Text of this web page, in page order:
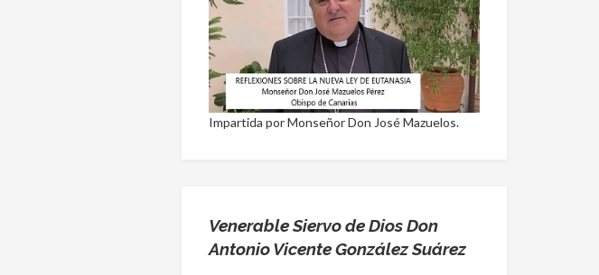
Impartida por Monseñor Don José Mazuelos.
Venerable Siervo de Dios Don
Antonio Vicente González Suárez